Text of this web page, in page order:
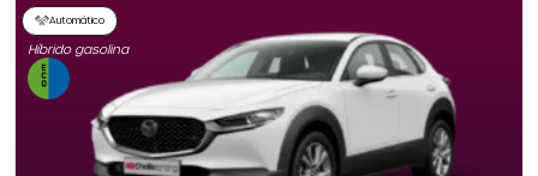
Automático
Híbrido gasolina